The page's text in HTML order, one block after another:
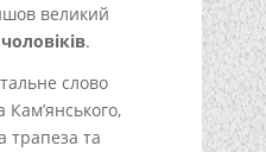
великий
.
слово
трапеза та